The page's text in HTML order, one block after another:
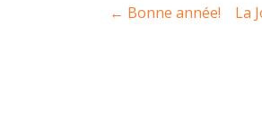
← Bonne année! La